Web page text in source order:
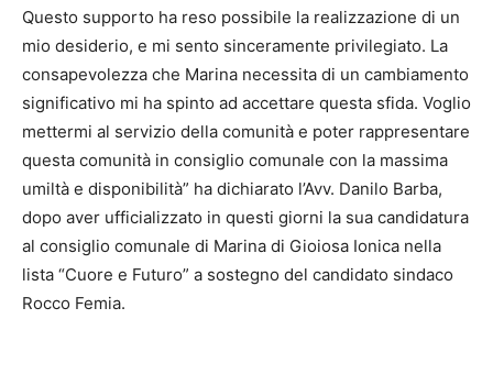
Questo supporto ha reso possibile la realizzazione di un
mio desiderio, e mi sento sinceramente privilegiato. La
consapevolezza che Marina necessita di un cambiamento
significativo mi ha spinto ad accettare questa sfida. Voglio
mettermi al servizio della comunità e poter rappresentare
questa comunità in consiglio comunale con la massima
umiltà e disponibilità” ha dichiarato l’Avv. Danilo Barba,
dopo aver ufficializzato in questi giorni la sua candidatura
al consiglio comunale di Marina di Gioiosa Ionica nella
lista “Cuore e Futuro” a sostegno del candidato sindaco
Rocco Femia.